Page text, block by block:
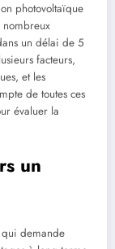
photovoltaïque
nombreux
un délai de 5
facteurs,
et les
de toutes ces
évaluer la
un
qui demande